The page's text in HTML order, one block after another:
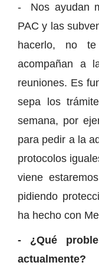
- Nos ayudan
PAC y las
hacerlo, no
acompañan a
reuniones. Es
sepa los
semana, por
para pedir a la
protocolos
viene
pidiendo
ha hecho con
- ¿Qué
actualmente?